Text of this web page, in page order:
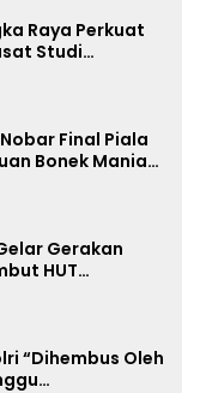
Raya Perkuat
Studi
Final Piala
Bonek Mania
Gerakan
HUT
“Dihembus Oleh